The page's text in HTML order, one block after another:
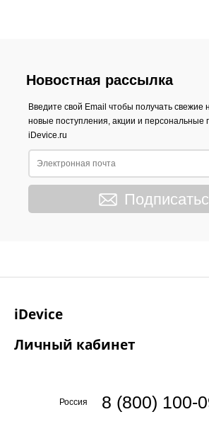
Новостная рассылка
Введите свой Email чтобы получать свежие
новые поступления, акции и персональные
iDevice.ru
iDevice
Личный кабинет
Россия 8 (800) 100-